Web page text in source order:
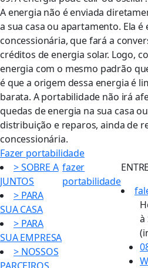
A energia não é enviada
a sua casa ou apartamento. Ela é
concessionária, que fará a
créditos de energia solar. Logo,
energia com o mesmo padrão
é que a origem dessa energia é
barata. A portabilidade não irá
quedas de energia na sua casa
distribuição e reparos, ainda de
concessionária.
Fazer portabilidade
> SOBRE A
JUNTOS
> PARA
SUA CASA
> PARA
SUA EMPRESA
> NOSSOS
à
fazer
portabilidade